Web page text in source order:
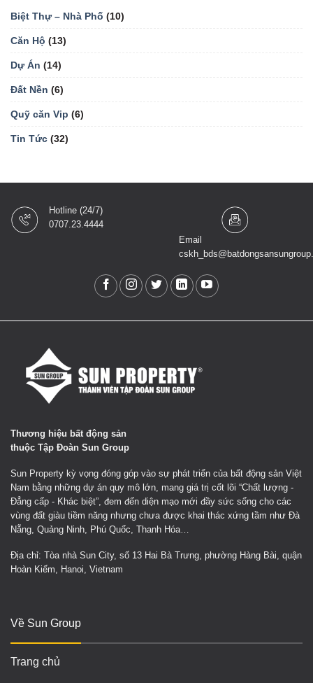
Biệt Thự – Nhà Phố (10)
Căn Hộ (13)
Dự Án (14)
Đất Nền (6)
Quỹ căn Vip (6)
Tin Tức (32)
Hotline (24/7)
0707.23.4444
Email
Thương hiệu bất động sản
thuộc Tập Đoàn Sun Group
Sun Property kỳ vọng đóng góp vào sự phát triển của bất động sản Việt
Nam bằng những dự án quy mô lớn, mang giá trị cốt lõi “Chất lượng -
Đẳng cấp - Khác biệt”, đem đến diện mạo mới đầy sức sống cho các
vùng đất giàu tiềm năng nhưng chưa được khai thác xứng tầm như Đà
Nẵng, Quảng Ninh, Phú Quốc, Thanh Hóa…
Địa chỉ: Tòa nhà Sun City, số 13 Hai Bà Trưng, phường Hàng Bài, quận
Hoàn Kiếm, Hanoi, Vietnam
Về Sun Group
Trang chủ